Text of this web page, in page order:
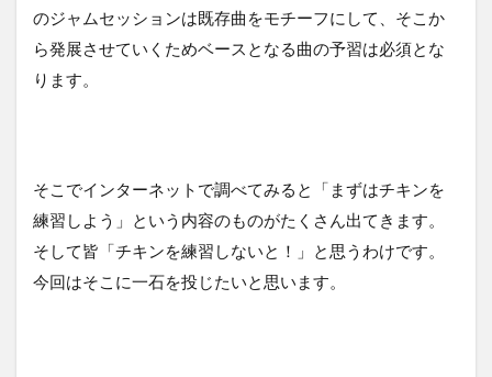
のジャムセッションは既存曲をモチーフにして、そこか
ら発展させていくためベースとなる曲の予習は必須とな
ります。
そこでインターネットで調べてみると「まずはチキンを
練習しよう」という内容のものがたくさん出てきます。
そして皆「チキンを練習しないと！」と思うわけです。
今回はそこに一石を投じたいと思います。